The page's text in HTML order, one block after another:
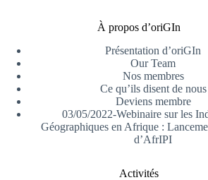
À propos d’oriGIn
Présentation d’oriGIn
Our Team
Nos membres
Ce qu’ils disent de nous
Deviens membre
03/05/2022-Webinaire sur les
Géographiques en Afrique :
d’AfrIPI
Activités